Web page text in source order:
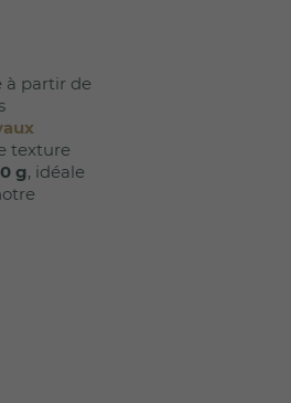
à partir de
texture
g, idéale